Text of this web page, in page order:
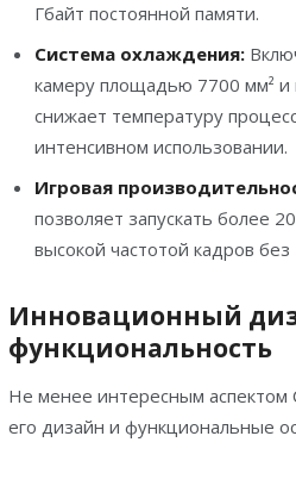
Гбайт постоянной памяти.
Система охлаждения:
камеру площадью 7700 мм² и
снижает температуру
интенсивном использовании.
Игровая
позволяет запускать более
высокой частотой кадров без
Инновационный
функциональность
Не менее интересным аспектом
его дизайн и функциональные